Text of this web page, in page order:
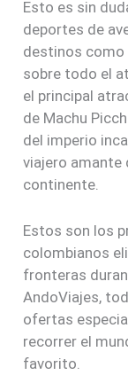
Esto es sin
deportes de
destinos como
sobre todo el
el principal
de Machu
del imperio
viajero amante
continente.
Estos son los
colombianos
fronteras
AndoViajes,
ofertas
recorrer el
favorito.